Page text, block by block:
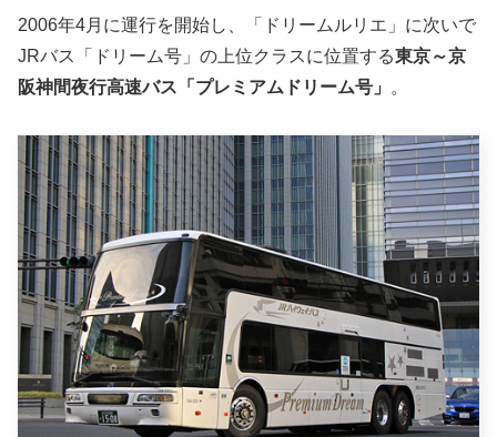
2006年4月に運行を開始し、「ドリームルリエ」に次いで
JRバス「ドリーム号」の上位クラスに位置する東京～京
阪神間夜行高速バス「プレミアムドリーム号」
。